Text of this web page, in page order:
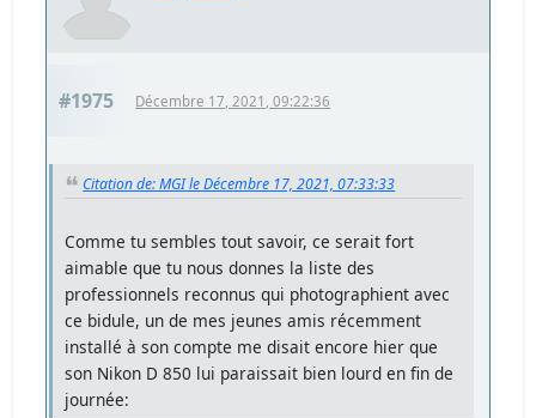
#1975 Décembre 17, 2021, 09:22:36
Citation de: MGI le Décembre 17, 2021, 07:33:33
Comme tu sembles tout savoir, ce serait fort
aimable que tu nous donnes la liste des
professionnels reconnus qui photographient avec
ce bidule, un de mes jeunes amis récemment
installé à son compte me disait encore hier que
son Nikon D 850 lui paraissait bien lourd en fin de
journée: